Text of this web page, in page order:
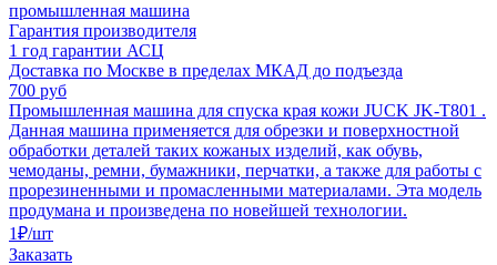
промышленная машина
Гарантия производителя
1 год гарантии АСЦ
Доставка по Москве в пределах МКАД до подъезда
700 руб
Промышленная машина для спуска края кожи JUCK JK-T801 .
Данная машина применяется для обрезки и поверхностной
обработки деталей таких кожаных изделий, как обувь,
чемоданы, ремни, бумажники, перчатки, а также для работы с
прорезиненными и промасленными материалами. Эта модель
продумана и произведена по новейшей технологии.
1₽/шт
Заказать